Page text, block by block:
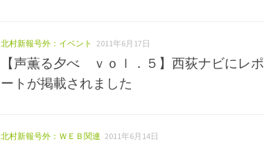
北村新報号外：イベント 2011年6月17日
【声薫る夕べ ｖｏｌ．５】西荻ナビにレポ
ートが掲載されました
北村新報号外：ＷＥＢ関連 2011年6月14日